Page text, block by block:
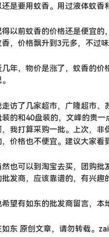
还是要用蚊香。用过液体蚊香
得以前蚊香的价格还是便宜
香，价格飘升到3元多，不过味
几年，物价是涨了，蚊香的价
走访了几家超市，广隆超市、
装的和40盘装的，文峰的贵
，我打算采购一批。上次，
，价格也不便宜。建议大家看
然也可以到淘宝去买，团购批
批发商，应该靠谱的，有兴趣
希望有如东的批发商留言，本
如东 原创文章，请勿转载。